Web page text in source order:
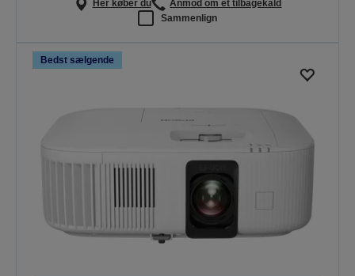
Her køber du
Anmod om et tilbagekald
Sammenlign
Bedst sælgende